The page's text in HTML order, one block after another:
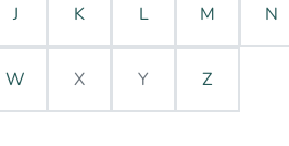
J K L M N
W X Y Z